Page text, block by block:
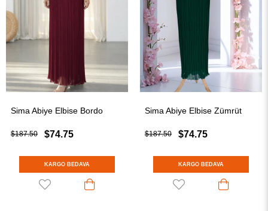
Sima Abiye Elbise Bordo
$74.75
$187.50
KARGO BEDAVA
Sima Abiye Elbise Zümrüt
$74.75
$187.50
KARGO BEDAVA